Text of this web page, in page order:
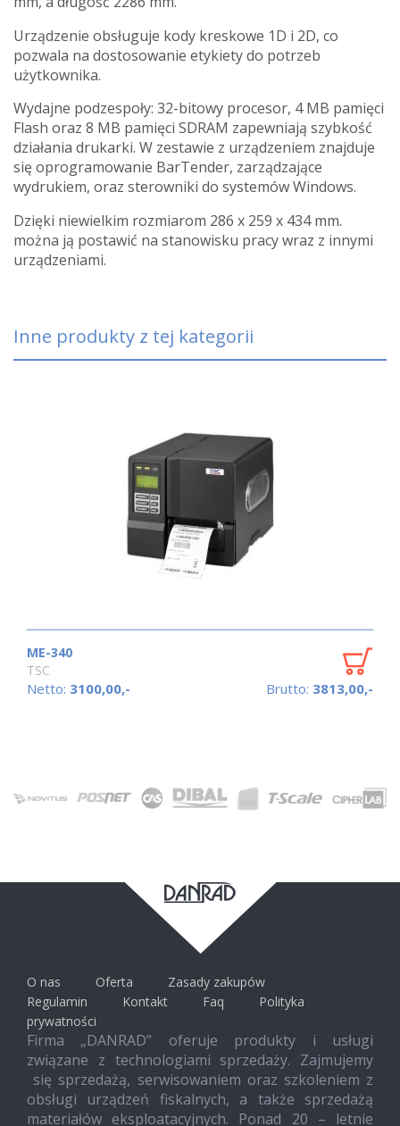
Urządzenie obsługuje kody kreskowe 1D i 2D, co
pozwala na dostosowanie etykiety do potrzeb
użytkownika.
Wydajne podzespoły: 32-bitowy procesor, 4 MB pamięci
Flash oraz 8 MB pamięci SDRAM zapewniają szybkość
działania drukarki. W zestawie z urządzeniem znajduje
się oprogramowanie BarTender, zarządzające
wydrukiem, oraz sterowniki do systemów Windows.
Dzięki niewielkim rozmiarom 286 x 259 x 434 mm.
można ją postawić na stanowisku pracy wraz z innymi
urządzeniami.
Inne produkty z tej kategorii
ME-340
TSC
Netto: 3100,00,- Brutto: 3813,00,-
O nas Oferta
Zasady zakupów
Regulamin
Kontakt Faq
Polityka
prywatności
Firma „DANRAD” oferuje produkty i usługi
związane z technologiami sprzedaży. Zajmujemy
się sprzedażą, serwisowaniem oraz szkoleniem z
obsługi urządzeń fiskalnych, a także sprzedażą
materiałów eksploatacyjnych. Ponad 20 – letnie